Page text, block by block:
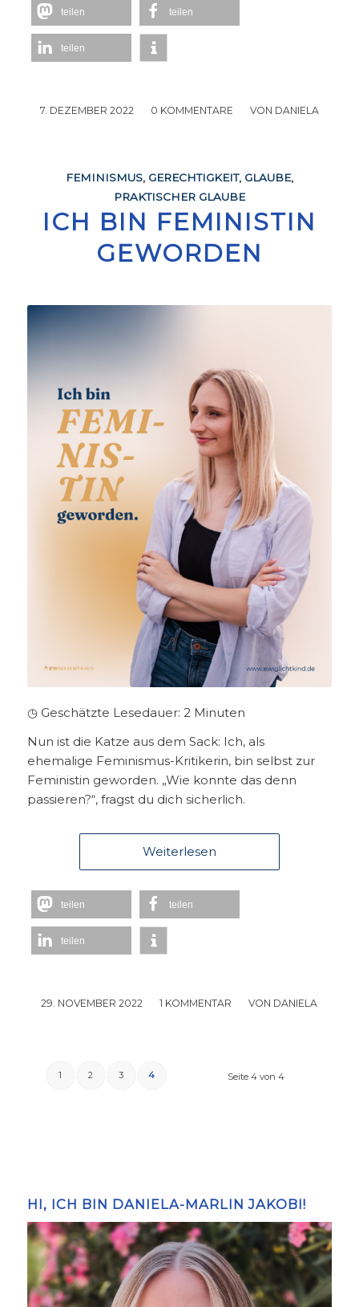
teilen teilen
teilen
7. DEZEMBER 2022
/ 0 KOMMENTARE
/ VON DANIELA
FEMINISMUS, GERECHTIGKEIT, GLAUBE,
PRAKTISCHER GLAUBE
ICH BIN FEMINISTIN
GEWORDEN
◷ Geschätzte Lesedauer: 2 Minuten
Nun ist die Katze aus dem Sack: Ich, als
ehemalige Feminismus-Kritikerin, bin selbst zur
Feministin geworden. „Wie konnte das denn
passieren?“, fragst du dich sicherlich.
Weiterlesen
teilen teilen
teilen
29. NOVEMBER 2022
/ 1 KOMMENTAR
/ VON DANIELA
Seite 4 von 4
1 2 3 4
HI, ICH BIN DANIELA-MARLIN JAKOBI!